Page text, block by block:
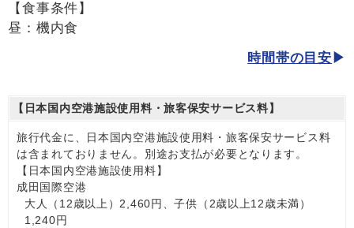
【食事条件】
昼：機内食
時間帯の目安
【日本国内空港施設使用料・旅客保安サービス料】
旅行代金に、日本国内空港施設使用料・旅客保安サービス料
は含まれておりません。別途お支払が必要となります。
【日本国内空港施設使用料】
成田国際空港
大人（12歳以上）2,460円、子供（2歳以上12歳未満）
1,240円